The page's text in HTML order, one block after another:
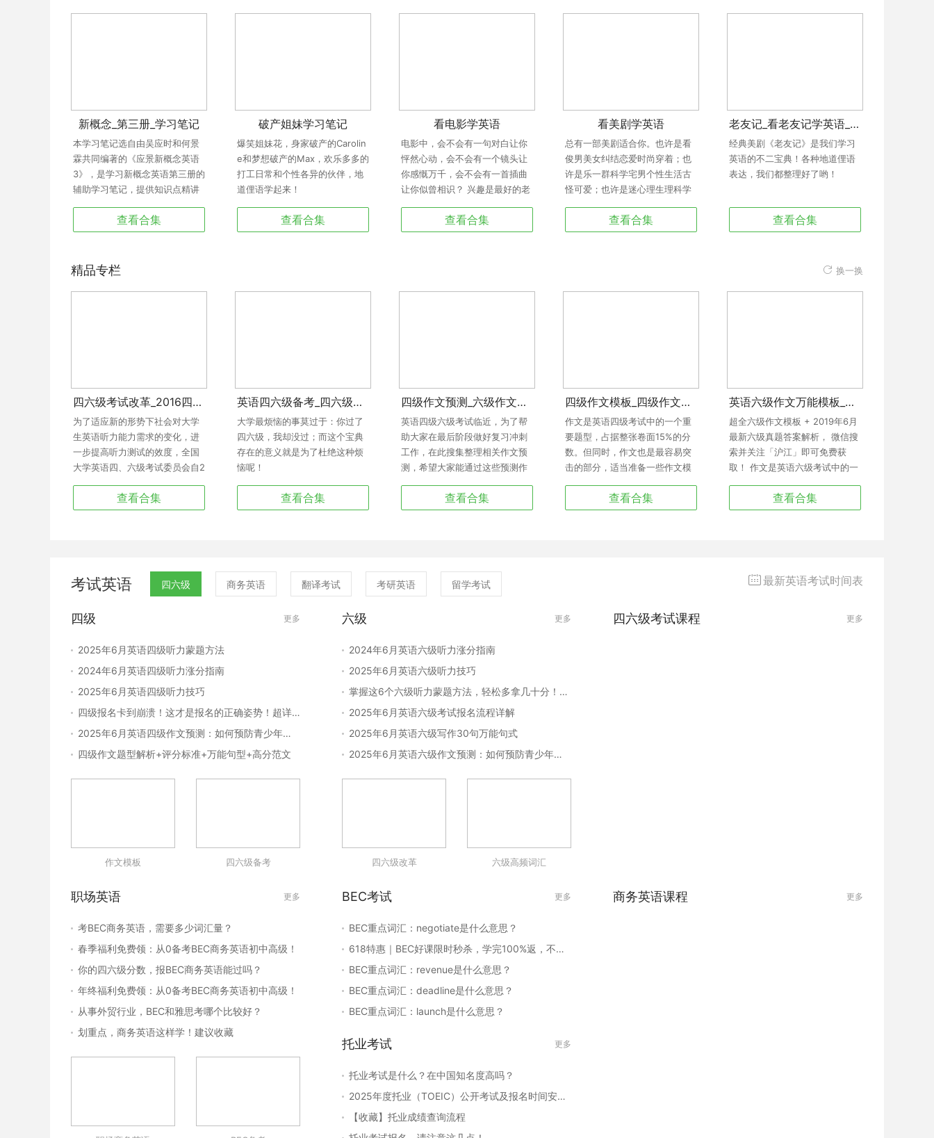
新概念_第三册_学习笔记
本学习笔记选自由吴应时和何景
霖共同编著的《应景新概念英语
3》，是学习新概念英语第三册的
辅助学习笔记，提供知识点精讲
查看合集
破产姐妹学习笔记
爆笑姐妹花，身家破产的Carolin
e和梦想破产的Max，欢乐多多的
打工日常和个性各异的伙伴，地
道俚语学起来！
查看合集
看电影学英语
电影中，会不会有一句对白让你
怦然心动，会不会有一个镜头让
你感慨万千，会不会有一首插曲
让你似曾相识？ 兴趣是最好的老
们一起看电影学英语吧。
查看合集
看美剧学英语
总有一部美剧适合你。也许是看
俊男美女纠结恋爱时尚穿着；也
许是乐一群科学宅男个性生活古
怪可爱；也许是迷心理生理科学
暧昧多年男女主角修成正果；也
许是听小朋友欢天喜地载歌载
查看合集
老友记_看老友记学英语_老友记学习笔记
经典美剧《老友记》是我们学习
英语的不二宝典！各种地道俚语
表达，我们都整理好了哟！
查看合集
精品专栏 换一换
四六级考试改革_2016四六级改革_大学英语四六级考试改革
为了适应新的形势下社会对大学
生英语听力能力需求的变化，进
一步提高听力测试的效度，全国
大学英语四、六级考试委员会自2
试听力试题作局部调整。 四级听
力：1、取消短对话 2、取消短文
篇 4、新增讲座/讲话
查看合集
英语四六级备考_四六级考试报名时间_应试宝典_备考锦囊
大学最烦恼的事莫过于：你过了
四六级，我却没过；而这个宝典
存在的意义就是为了杜绝这种烦
恼呢！
查看合集
四级作文预测_六级作文预测_2015四级作文预测_2015六级作文预测
英语四级六级考试临近，为了帮
助大家在最后阶段做好复习冲刺
工作，在此搜集整理相关作文预
测，希望大家能通过这些预测作
查看合集
四级作文模板_四级作文万能模板_英语四级作文模板
作文是英语四级考试中的一个重
要题型，占据整张卷面15%的分
数。但同时，作文也是最容易突
击的部分，适当准备一些作文模
填充，对于短期复习也不失为一
种有效方式。本专题为大家汇总
查看合集
英语六级作文万能模板_六级作文模板_大学英语六级作文模板
超全六级作文模板 + 2019年6月
最新六级真题答案解析， 微信搜
索并关注「沪江」即可免费获
取！ 作文是英语六级考试中的一
的分数。但同时，作文也是最容
易突击的部分，适当准备一些作
汇总六级作文万能模板，希望能
帮助大家备考。
查看合集
考试英语 四六级 商务英语 翻译考试 考研英语 留学考试 最新英语考试时间表
四级 更多
2025年6月英语四级听力蒙题方法
2024年6月英语四级听力涨分指南
2025年6月英语四级听力技巧
四级报名卡到崩溃！这才是报名的正确姿势！超详细流程赶紧收藏！
2025年6月英语四级作文预测：如何预防青少年网络成瘾
四级作文题型解析+评分标准+万能句型+高分范文
作文模板 四六级备考
六级 更多
2024年6月英语六级听力涨分指南
2025年6月英语六级听力技巧
掌握这6个六级听力蒙题方法，轻松多拿几十分！听不懂也能选对！
2025年6月英语六级考试报名流程详解
2025年6月英语六级写作30句万能句式
2025年6月英语六级作文预测：如何预防青少年网络成瘾
四六级改革 六级高频词汇
四六级考试课程 更多
职场英语 更多
考BEC商务英语，需要多少词汇量？
春季福利免费领：从0备考BEC商务英语初中高级！
你的四六级分数，报BEC商务英语能过吗？
年终福利免费领：从0备考BEC商务英语初中高级！
从事外贸行业，BEC和雅思考哪个比较好？
划重点，商务英语这样学！建议收藏
BEC考试 更多
BEC重点词汇：negotiate是什么意思？
618特惠｜BEC好课限时秒杀，学完100%返，不过免费重读！
BEC重点词汇：revenue是什么意思？
BEC重点词汇：deadline是什么意思？
BEC重点词汇：launch是什么意思？
托业考试 更多
托业考试是什么？在中国知名度高吗？
2025年度托业（TOEIC）公开考试及报名时间安排，建议收藏！
【收藏】托业成绩查询流程
商务英语课程 更多